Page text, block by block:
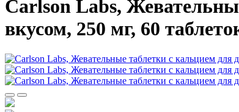
Carlson Labs,
вкусом, 250 мг, 60